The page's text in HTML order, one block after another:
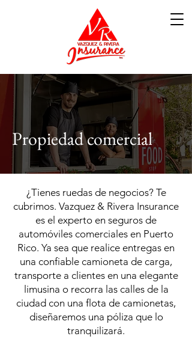
Propiedad comercial
¿Tienes ruedas de negocios? Te
cubrimos. Vazquez & Rivera Insurance
es el experto en seguros de
automóviles comerciales en Puerto
Rico. Ya sea que realice entregas en
una confiable camioneta de carga,
transporte a clientes en una elegante
limusina o recorra las calles de la
ciudad con una flota de camionetas,
diseñaremos una póliza que lo
tranquilizará.